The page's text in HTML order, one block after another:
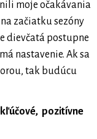
moje očakávania
začiatku sezóny
dievčatá postupne
nastavenie. Ak sa
tak budúcu
pozitívne